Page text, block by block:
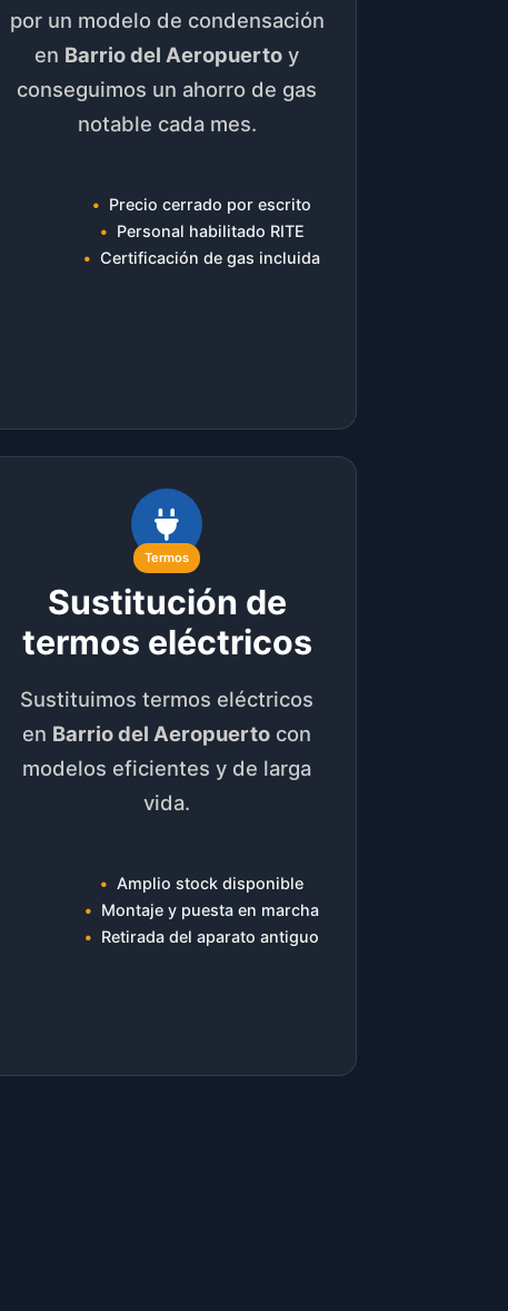
por un modelo de condensación
en Barrio del Aeropuerto y
conseguimos un ahorro de gas
notable cada mes.
Precio cerrado por escrito
Personal habilitado RITE
Certificación de gas incluida
Termos
Sustitución de
termos eléctricos
Sustituimos termos eléctricos
en Barrio del Aeropuerto con
modelos eficientes y de larga
vida.
Amplio stock disponible
Montaje y puesta en marcha
Retirada del aparato antiguo